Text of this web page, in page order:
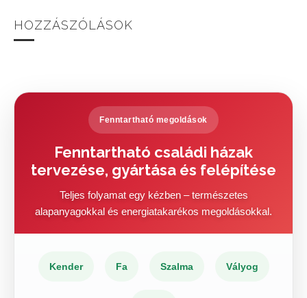
HOZZÁSZÓLÁSOK
Fenntartható megoldások
Fenntartható családi házak
tervezése, gyártása és felépítése
Teljes folyamat egy kézben – természetes
alapanyagokkal és energiatakarékos megoldásokkal.
Kender Fa Szalma Vályog